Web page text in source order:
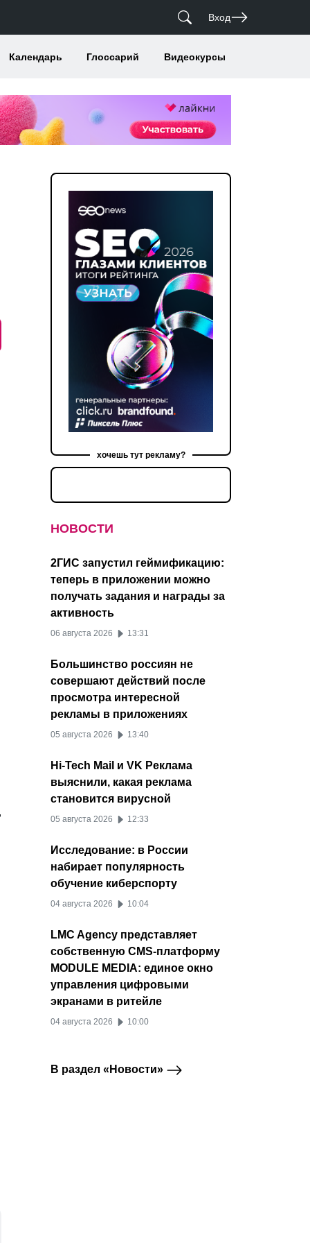
Вход
Календарь Глоссарий Видеокурсы
хочешь тут рекламу?
НОВОСТИ
2ГИС запустил геймификацию:
теперь в приложении можно
получать задания и награды за
активность
06 августа 2026 13:31
Большинство россиян не
совершают действий после
просмотра интересной
рекламы в приложениях
05 августа 2026 13:40
Hi-Tech Mail и VK Реклама
выяснили, какая реклама
становится вирусной
05 августа 2026 12:33
Исследование: в России
набирает популярность
обучение киберспорту
04 августа 2026 10:04
LMC Agency представляет
собственную CMS-платформу
MODULE MEDIA: единое окно
управления цифровыми
экранами в ритейле
04 августа 2026 10:00
В раздел «Новости»